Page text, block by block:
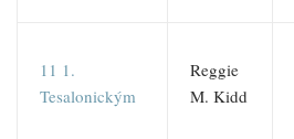
11 1.
Tesalonickým
Reggie
M. Kidd